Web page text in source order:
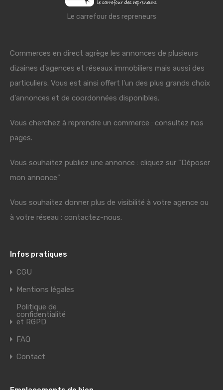
Le carrefour des repreneurs
Commerces en direct agrège les annonces de plusieurs
dizaines d'agences et réseaux immobiliers mais aussi des
particuliers. Vous est ainsi offert l'un des plus grands choix
d'annonces et de coordonnées disponibles.
Vous cherchez à reprendre un commerce : consultez nos
pages.
Vous souhaitez publiez une annonce : cliquez sur "Déposer
mon annonce"
Vous souhaitez donner plus de visibilité à votre agence ou
à votre réseau : contactez-nous.
Infos pratiques
CGU
Mentions légales
Politique de
confidentialité
et RGPD
FAQ
Contact